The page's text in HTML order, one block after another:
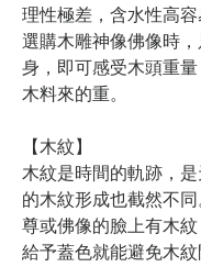
理性極差，含水性高容
選購木雕神像佛像時
身，即可感受木頭重
木料來的重。
【木紋】
木紋是時間的軌跡，
的木紋形成也截然不
尊或佛像的臉上有木
給予蓋色就能避免木紋